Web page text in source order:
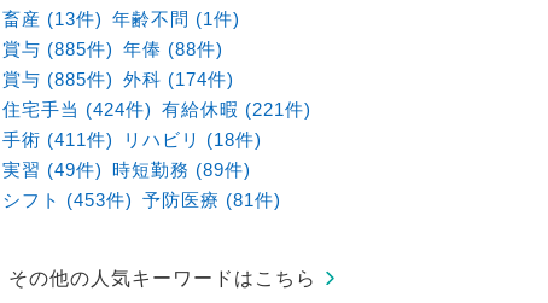
畜産 (13件) 年齢不問 (1件)
賞与 (885件) 年俸 (88件)
賞与 (885件) 外科 (174件)
住宅手当 (424件) 有給休暇 (221件)
手術 (411件)
リハビリ (18件)
実習 (49件) 時短勤務 (89件)
シフト (453件) 予防医療 (81件)
その他の人気キーワードはこちら